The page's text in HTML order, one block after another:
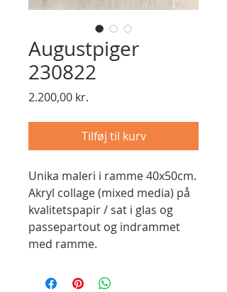
Augustpiger
230822
2.200,00 kr.
Tilføj til kurv
Unika maleri i ramme 40x50cm.
Akryl collage (mixed media) på
kvalitetspapir / sat i glas og
passepartout og indrammet
med ramme.